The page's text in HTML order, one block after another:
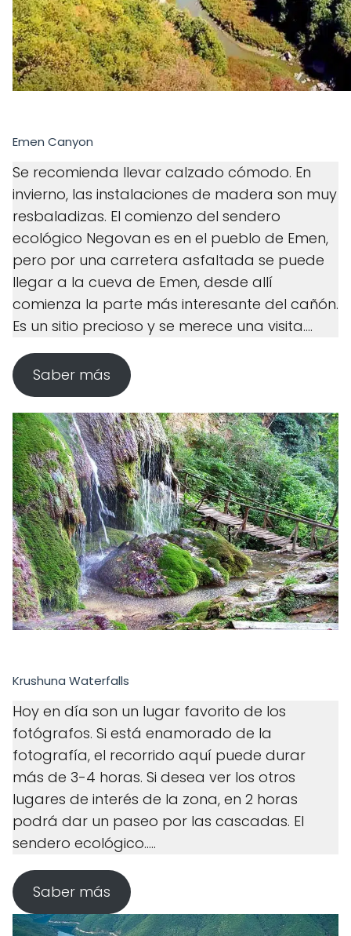
Emen Canyon
Se recomienda llevar calzado cómodo. En
invierno, las instalaciones de madera son muy
resbaladizas. El comienzo del sendero
ecológico Negovan es en el pueblo de Emen,
pero por una carretera asfaltada se puede
llegar a la cueva de Emen, desde allí
comienza la parte más interesante del cañón.
Es un sitio precioso y se merece una visita....
Saber más
Krushuna Waterfalls
Hoy en día son un lugar favorito de los
fotógrafos. Si está enamorado de la
fotografía, el recorrido aquí puede durar
más de 3-4 horas. Si desea ver los otros
lugares de interés de la zona, en 2 horas
podrá dar un paseo por las cascadas. El
sendero ecológico.....
Saber más